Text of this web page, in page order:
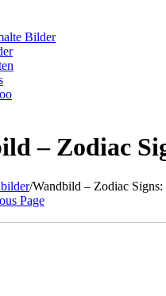
Bilder
– Zodiac
/Wandbild – Zodiac
Page